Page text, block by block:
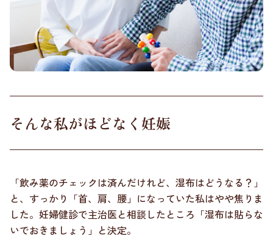
そんな私がほどなく妊娠
「飲み薬のチェックは済んだけれど、湿布はどうなる？」
と、すっかり「首、肩、腰」になっていた私はやや焦りま
した。妊婦健診で主治医と相談したところ「湿布は貼らな
いでおきましょう」と決定。